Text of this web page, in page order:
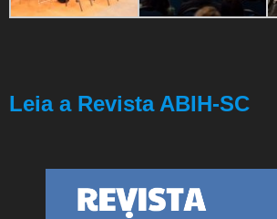
Leia a Revista ABIH-SC